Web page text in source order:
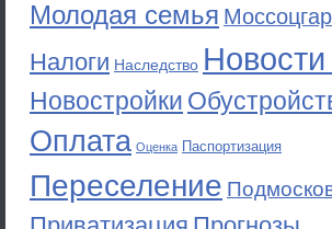
Молодая семья
Налоги Наследство Новости
Новостройки
Оплата Оценка Паспортизация
Переселение